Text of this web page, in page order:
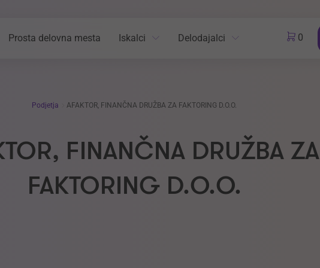
Prosta delovna mesta Iskalci Delodajalci 0
Podjetja AFAKTOR, FINANČNA DRUŽBA ZA FAKTORING D.O.O.
FINANČNA DRUŽBA ZA
FAKTORING D.O.O.